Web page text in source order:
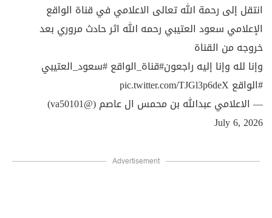
انتقل إلى رحمة الله تعالى الاعلامي في قناة الواقع
الإعلامي سعود العتيبي رحمه الله اثر حادث مروري بعد
خروجه من القناة
وإنا لله وإنا إليه راجعون#قناة_الواقع#سعود_العتيبي
#الواقعpic.twitter.com/TJGl3p6deX
— الاعلامي عبدالله بن محمس ال عاصم (@va50101)
July 6, 2026
Advertisement